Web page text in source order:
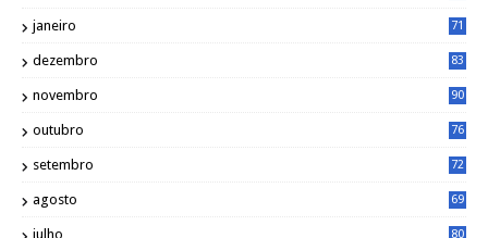
janeiro 71
dezembro 83
novembro 90
outubro 76
setembro 72
agosto 69
julho 80